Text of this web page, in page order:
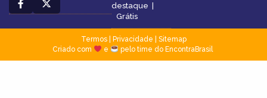
destaque
Grátis
Termos| Privacidade
Sitemap
Criado com
e pelo time do EncontraBrasil